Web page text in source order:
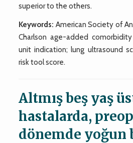
superior to the others.
Keywords: American Society of
Charlson age-added
unit indication; lung ultrasound
risk tool score.
Altmış beş yaş
hastalarda,
dönemde yoğun